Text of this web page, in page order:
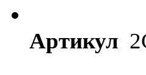
Артикул